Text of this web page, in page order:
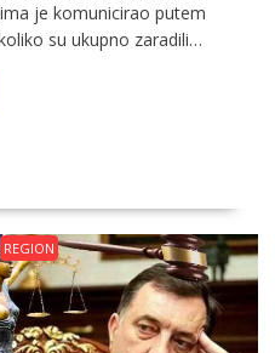
je komunicirao putem
su ukupno zaradili…
REGION